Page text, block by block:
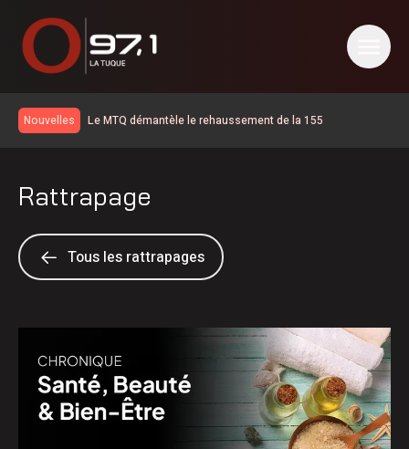
Nouvelles
Le MTQ démantèle le rehaussement de la 155
La SQ recommande d’éviter les sorties sur l’eau
Mauricie
Temps d’attente sur la 155 | d’abord une opération de
sécurité civile selon le MTQ
Disparition de Sébastien Maillette
Km 97 de la route 155 : l’aménagement de la chaussée
rehaussée est maintenant terminé
La route 25 est ouverte jusqu’au km 60
Rattrapage
Tous les rattrapages